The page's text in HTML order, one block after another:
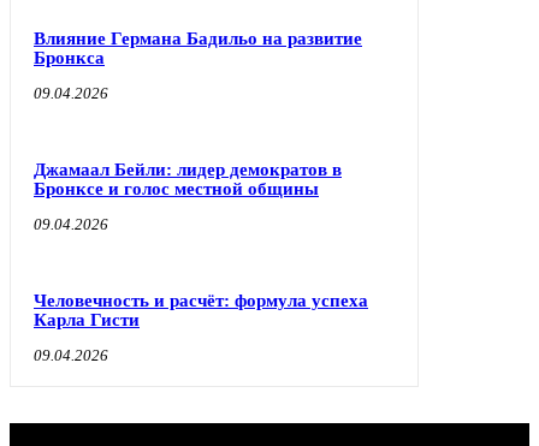
Влияние Германа Бадильо на развитие
Бронкса
09.04.2026
Джамаал Бейли: лидер демократов в
Бронксе и голос местной общины
09.04.2026
Человечность и расчёт: формула успеха
Карла Гисти
09.04.2026